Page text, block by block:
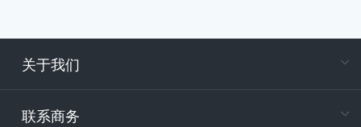
关于我们
联系商务